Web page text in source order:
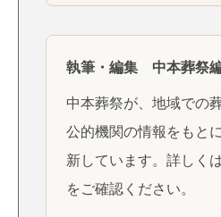
執筆・編集 中本葬祭
中本葬祭が、地域での
公的機関の情報をもと
新しています。詳しく
をご確認ください。